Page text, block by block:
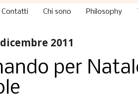
Contatti Chi sono Philosophy
2011
per